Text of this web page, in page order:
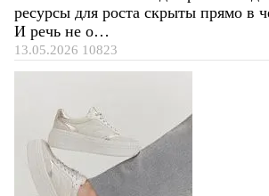
ресурсы для роста скрыты прямо в
И речь не о…
13.05.2026 10823